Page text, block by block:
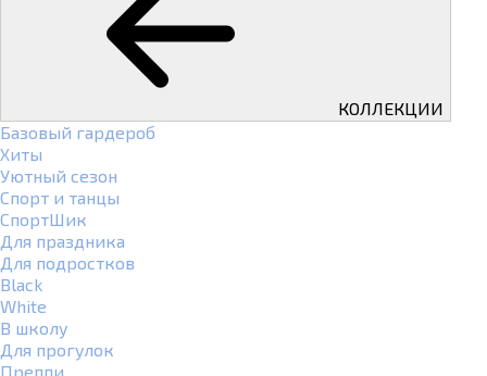
КОЛЛЕКЦИИ
Базовый гардероб
Хиты
Уютный сезон
Спорт и танцы
СпортШик
Для праздника
Для подростков
Black
White
В школу
Для прогулок
Преппи